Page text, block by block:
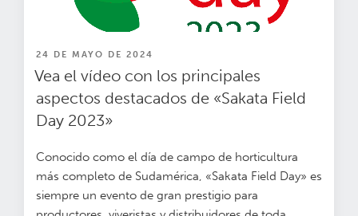
PUBLICADO
EN
24 DE MAYO DE 2024
Vea el vídeo con los principales
aspectos destacados de «Sakata Field
Day 2023»
Conocido como el día de campo de horticultura
más completo de Sudamérica, «Sakata Field Day» es
siempre un evento de gran prestigio para